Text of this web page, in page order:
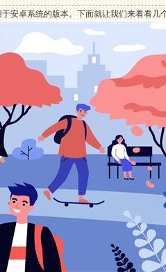
安卓系统的版本。下面就让我们来看看几